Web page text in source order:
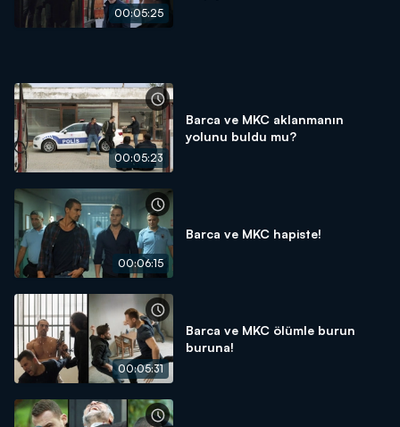
00:05:25
00:05:23
Barca ve MKC aklanmanın
yolunu buldu mu?
00:06:15
Barca ve MKC hapiste!
00:05:31
Barca ve MKC ölümle burun
buruna!